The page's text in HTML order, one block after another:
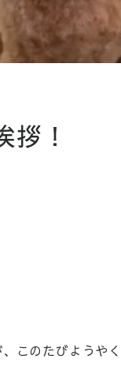
！
このたびようや